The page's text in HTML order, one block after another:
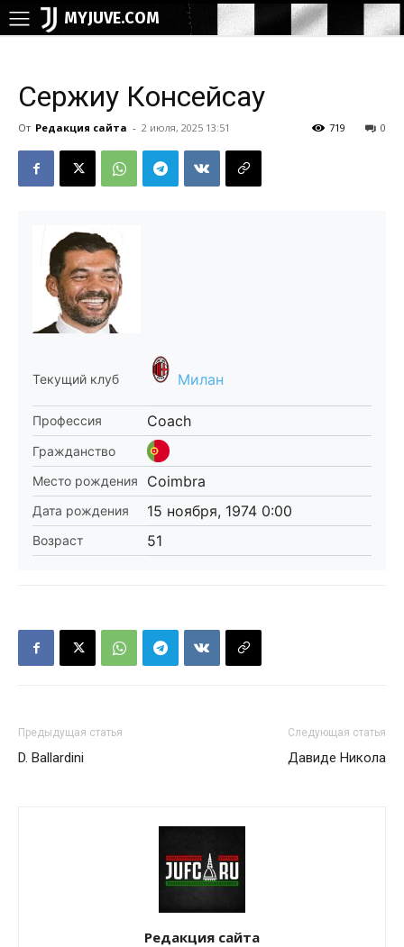
MYJUVE.COM
Сержиу Консейсау
От Редакция сайта - 2 июля, 2025 13:51 0
719
Текущий клуб Милан
Профессия Coach
Гражданство
Место рождения
Coimbra
Дата рождения 15 ноября, 1974 0:00
Возраст 51
Предыдущая статья
D. Ballardini
Следующая статья
Давиде Никола
Редакция сайта